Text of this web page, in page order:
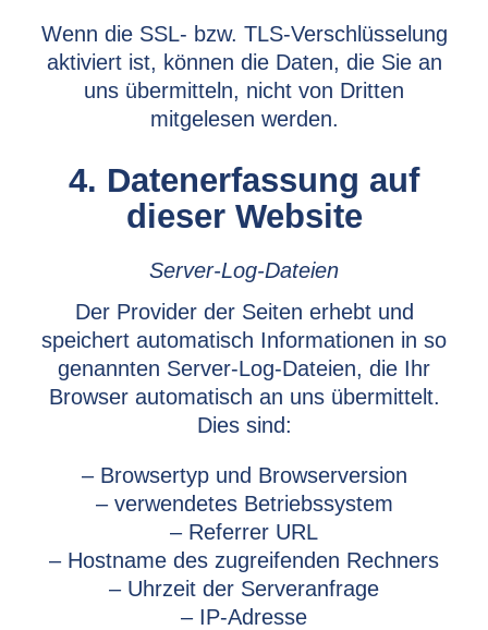
Wenn die SSL- bzw. TLS-Verschlüsselung
aktiviert ist, können die Daten, die Sie an
uns übermitteln, nicht von Dritten
mitgelesen werden.
4. Datenerfassung auf
dieser Website
Server-Log-Dateien
Der Provider der Seiten erhebt und
speichert automatisch Informationen in so
genannten Server-Log-Dateien, die Ihr
Browser automatisch an uns übermittelt.
Dies sind:
– Browsertyp und Browserversion
– verwendetes Betriebssystem
– Referrer URL
– Hostname des zugreifenden Rechners
– Uhrzeit der Serveranfrage
– IP-Adresse